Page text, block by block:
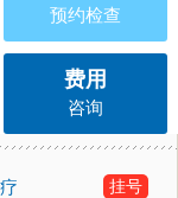
预约检查
费用
咨询
挂号